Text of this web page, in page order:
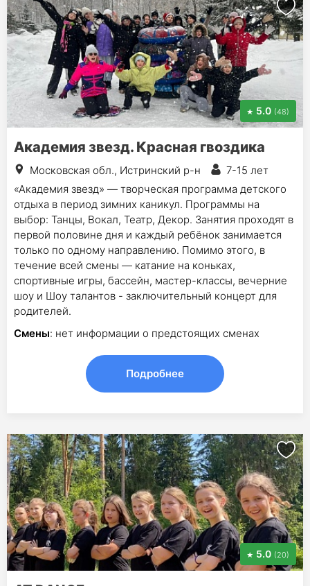
5.0 (48)
Академия звезд. Красная гвоздика
Московская обл., Истринский р-н
7-15 лет
«Академия звезд» — творческая программа детского
отдыха в период зимних каникул. Программы на
выбор: Танцы, Вокал, Театр, Декор. Занятия проходят в
первой половине дня и каждый ребёнок занимается
только по одному направлению. Помимо этого, в
течение всей смены — катание на коньках,
спортивные игры, бассейн, мастер-классы, вечерние
шоу и Шоу талантов - заключительный концерт для
родителей.
Смены: нет информации о предстоящих сменах
Подробнее
5.0 (20)